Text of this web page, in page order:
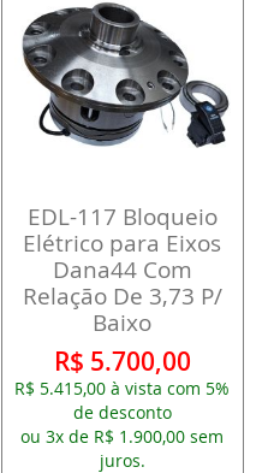
EDL-117 Bloqueio
Elétrico para Eixos
Dana44 Com
Relação De 3,73 P/
Baixo
R$ 5.700,00
R$ 5.415,00 à vista com 5%
de desconto
ou 3x de R$ 1.900,00 sem
juros.